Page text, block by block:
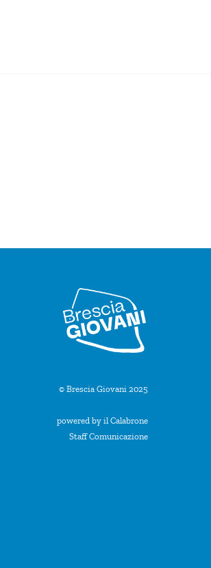
© Brescia Giovani 2025
powered by il Calabrone
Staff Comunicazione